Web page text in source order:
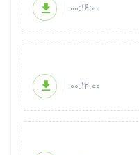
00:16:00
00:12:00